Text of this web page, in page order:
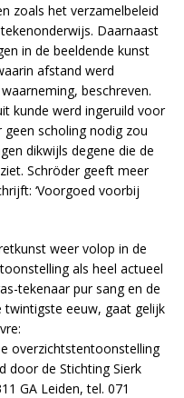
zoals het verzamelbeleid
Daarnaast
in de beeldende kunst
afstand werd
beschreven.
kunde werd ingeruild voor
scholing nodig zou
dikwijls degene die de
Schröder geeft meer
‘Voorgoed voorbij
weer volop in de
als heel actueel
tekenaar pur sang en de
eeuw, gaat gelijk
overzichtstentoonstelling
door de Stichting Sierk
GA Leiden, tel. 071